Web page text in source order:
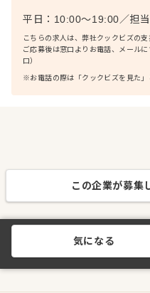
平日：10:00〜19:00／担
こちらの求人は、弊社クックビズの
ご応募後は窓口よりお電話、メール
口）
※お電話の際は「クックビズを見た」
この企業が募集
気になる